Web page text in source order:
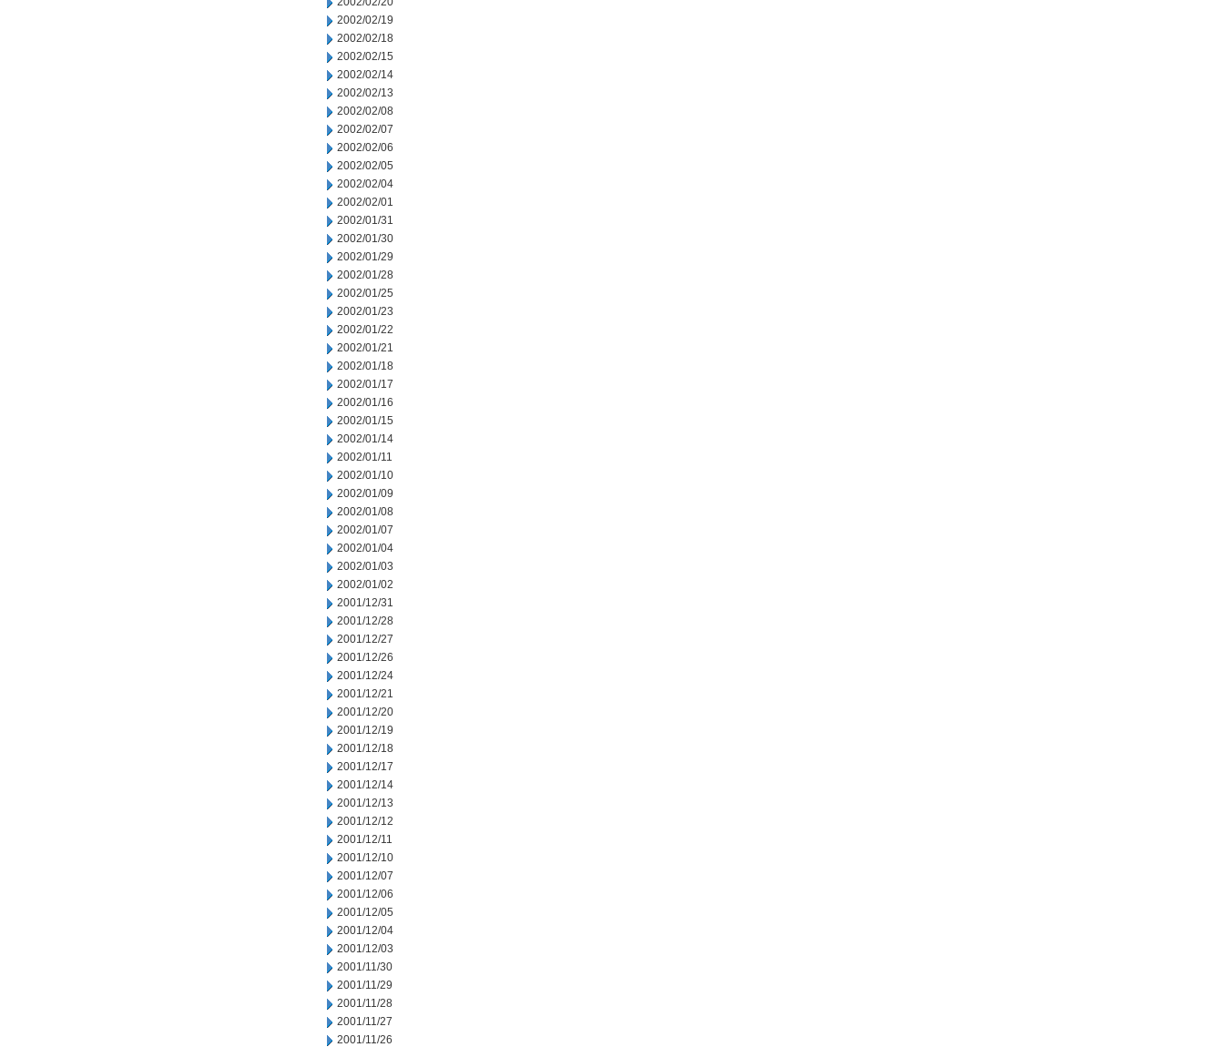
2002/02/19
2002/02/18
2002/02/15
2002/02/14
2002/02/13
2002/02/08
2002/02/07
2002/02/06
2002/02/05
2002/02/04
2002/02/01
2002/01/31
2002/01/30
2002/01/29
2002/01/28
2002/01/25
2002/01/23
2002/01/22
2002/01/21
2002/01/18
2002/01/17
2002/01/16
2002/01/15
2002/01/14
2002/01/11
2002/01/10
2002/01/09
2002/01/08
2002/01/07
2002/01/04
2002/01/03
2002/01/02
2001/12/31
2001/12/28
2001/12/27
2001/12/26
2001/12/24
2001/12/21
2001/12/20
2001/12/19
2001/12/18
2001/12/17
2001/12/14
2001/12/13
2001/12/12
2001/12/11
2001/12/10
2001/12/07
2001/12/06
2001/12/05
2001/12/04
2001/12/03
2001/11/30
2001/11/29
2001/11/28
2001/11/27
2001/11/26